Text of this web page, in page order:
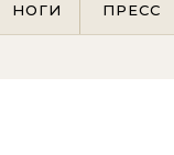
НОГИ ПРЕСС